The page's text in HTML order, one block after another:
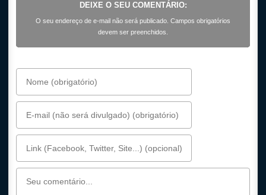
DEIXE O SEU COMENTÁRIO:
O seu endereço de e-mail não será publicado. Campos obrigatórios
devem ser preenchidos.